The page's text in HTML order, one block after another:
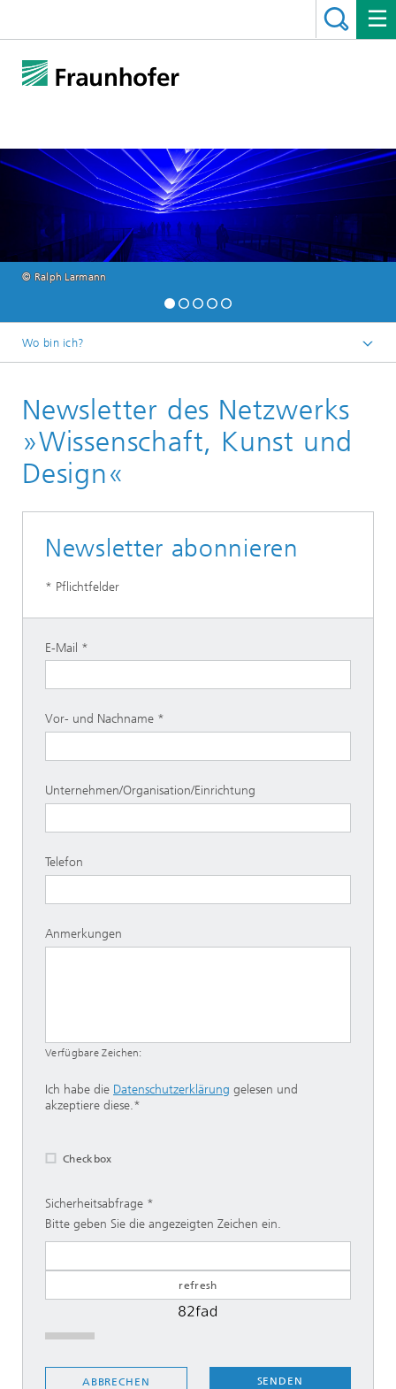
© Ralph Larmann
Wo bin ich?
Newsletter des Netzwerks
»Wissenschaft, Kunst und
Design«
Newsletter abonnieren
* Pflichtfelder
E-Mail
Vor- und Nachname
Unternehmen/Organisation/Einrichtung
Telefon
Anmerkungen
Verfügbare Zeichen:
Ich habe die Datenschutzerklärung gelesen und
akzeptiere diese.*
Checkbox
Sicherheitsabfrage
Bitte geben Sie die angezeigten Zeichen ein.
SENDEN
ABBRECHEN